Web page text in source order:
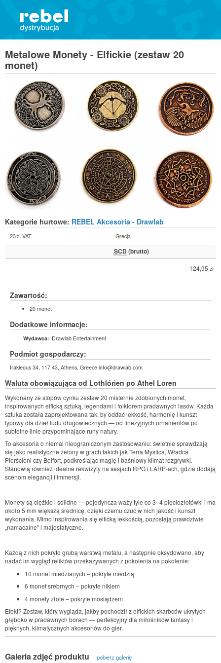
Metalowe Monety - Elfickie (zestaw 20
monet)
Kategorie hurtowe: REBEL Akcesoria - Drawlab
23% VAT Grecja
SCD (brutto)
124,95 zł
Zawartość:
20 monet
Dodatkowe informacje:
Wydawca: Drawlab Entertainment
Podmiot gospodarczy:
Irakleous 34, 117 43, Athens, Greece info@drawlab.com
Waluta obowiązująca od Lothlórien po Athel Loren
Wykonany ze stopów cynku zestaw 20 misternie zdobionych monet,
inspirowanych elficką sztuką, legendami i folklorem pradawnych lasów. Każda
sztuka została zaprojektowana tak, by oddać lekkość, harmonię i kunszt
typowy dla dzieł ludu długowiecznych — od finezyjnych ornamentów po
subtelne linie przypominające runy natury.
To akcesoria o niemal nieograniczonym zastosowaniu: świetnie sprawdzają
się jako realistyczne żetony w grach takich jak Terra Mystica, Władca
Pierścieni czy Belfort, podkreślając magię i baśniowy klimat rozgrywki.
Stanowią również idealne rekwizyty na sesjach RPG i LARP-ach, gdzie dodają
scenom elegancji i immersji.
Monety są ciężkie i solidne — pojedyncza waży tyle co 3–4 pięciozłotówki i ma
około 5 mm większą średnicę, dzięki czemu czuć w nich jakość i kunszt
wykonania. Mimo inspirowania się elficką lekkością, pozostają prawdziwie
„namacalne” i majestatyczne.
Każdą z nich pokryto grubą warstwą metalu, a następnie oksydowano, aby
nadać im wygląd reliktów przekazywanych z pokolenia na pokolenie:
10 monet miedzianych – pokryte miedzią
6 monet srebrnych – pokryte niklem
4 monety złote – pokryte mosiądzem
Efekt? Zestaw, który wygląda, jakby pochodził z elfickich skarbców ukrytych
głęboko w pradawnych borach — perfekcyjny dla miłośników fantasy i
pięknych, klimatycznych akcesoriów do gier.
Galeria zdjęć produktu pobierz galerię